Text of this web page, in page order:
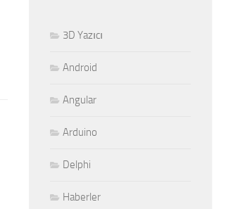
3D Yazıcı
Android
Angular
Arduino
Delphi
Haberler